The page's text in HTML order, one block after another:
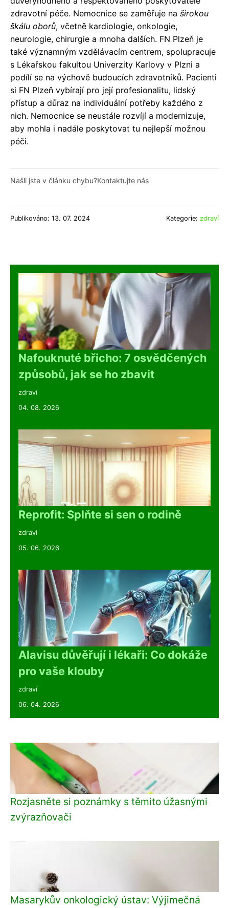
zdravotní péče. Nemocnice se zaměřuje na širokou
škálu oborů, včetně kardiologie, onkologie,
neurologie, chirurgie a mnoha dalších. FN Plzeň je
také významným vzdělávacím centrem, spolupracuje
s Lékařskou fakultou Univerzity Karlovy v Plzni a
podílí se na výchově budoucích zdravotníků. Pacienti
si FN Plzeň vybírají pro její profesionalitu, lidský
přístup a důraz na individuální potřeby každého z
nich. Nemocnice se neustále rozvíjí a modernizuje,
aby mohla i nadále poskytovat tu nejlepší možnou
péči.
Našli jste v článku chybu?Kontaktujte nás
Publikováno: 13. 07. 2024 Kategorie: zdraví
Nafouknuté břicho: 7 osvědčených
způsobů, jak se ho zbavit
zdraví
04. 08. 2026
Reprofit: Splňte si sen o rodině
zdraví
05. 06. 2026
Alavisu důvěřují i lékaři: Co dokáže
pro vaše klouby
zdraví
06. 04. 2026
Rozjasněte si poznámky s těmito úžasnými
zvýrazňovači
Masarykův onkologický ústav: Výjimečná